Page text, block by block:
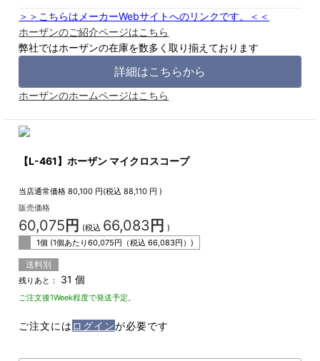
＞＞こちらはメーカーWebサイトへのリンクです。＜＜
ホーザンのご紹介ページはこちら
弊社ではホーザンの在庫を数多く取り揃えております
詳細はこちらから
ホーザンのホームページはこちら
【L-461】ホーザン マイクロスコープ
当店通常価格 80,100 円(税込88,110 円 )
販売価格
60,075 円 (税込 66,083 円 )
1個 (1個あたり60,075円（税込66,083円）)
送料別
残りあと： 31 個
ご注文後1Week程度で発送予定。
ご注文には ログインが必要です